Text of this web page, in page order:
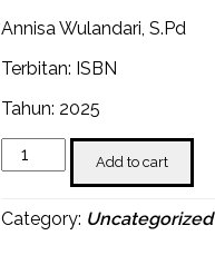
Annisa Wulandari, S.Pd
Terbitan: ISBN
Tahun: 2025
Tabut
dalam
Matematika
quantity
Add to cart
Category: Uncategorized